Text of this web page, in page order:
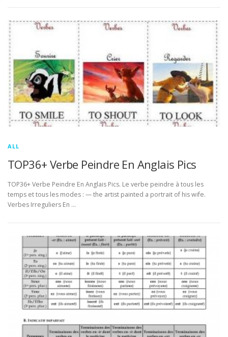
ALL
TOP36+ Verbe Peindre En Anglais Pics
TOP36+ Verbe Peindre En Anglais Pics. Le verbe peindre à tous les
temps et tous les modes : — the artist painted a portrait of his wife.
Verbes Irreguliers En …